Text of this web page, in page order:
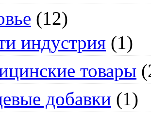
(12)
индустрия (1)
товары
добавки (1)